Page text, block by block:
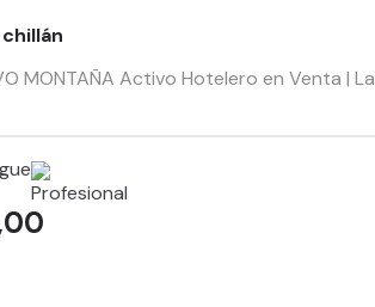
MONTAÑA Activo Hotelero en Venta